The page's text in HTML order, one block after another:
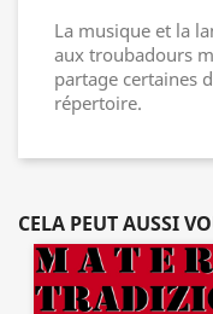
La musique et la
aux troubadours
partage certaines
répertoire.
CELA PEUT AUSSI